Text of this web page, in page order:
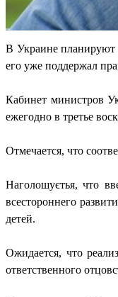
В Украине планируют
его уже поддержал
Кабинет министров
ежегодно в третье
Отмечается, что
Наголошуєтья, что
всестороннего
детей.
Ожидается, что
ответственного